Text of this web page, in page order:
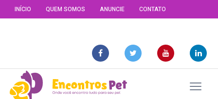
INÍCIO QUEM SOMOS ANUNCIE CONTATO